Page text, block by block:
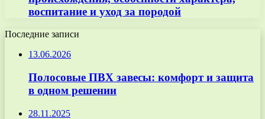
воспитание и уход за породой
Последние записи
13.06.2026
Полосовые ПВХ завесы: комфорт и защита
в одном решении
28.11.2025